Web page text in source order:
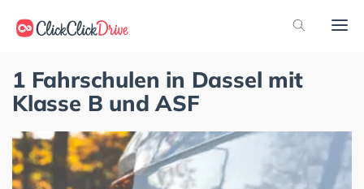
1 Fahrschulen in Dassel mit
Klasse B und ASF